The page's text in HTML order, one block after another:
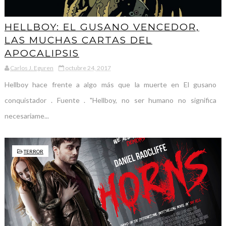
HELLBOY: EL GUSANO VENCEDOR,
LAS MUCHAS CARTAS DEL
APOCALIPSIS
Carlos J. Eguren octubre 24, 2017
Hellboy hace frente a algo más que la muerte en El gusano
conquistador . Fuente . "Hellboy, no ser humano no significa
necesariame...
TERROR